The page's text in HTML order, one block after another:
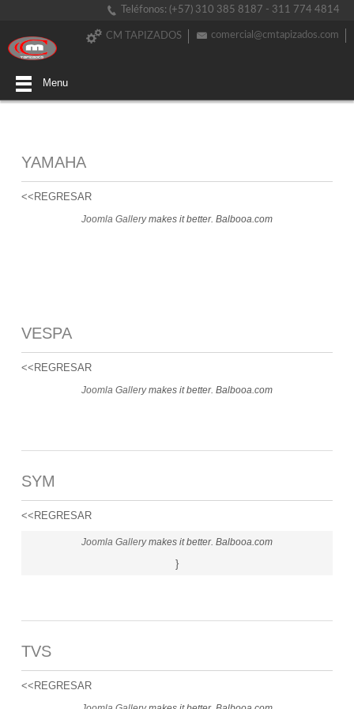
Teléfonos: (+57) 310 385 8187 - 311 774 4814
comercial@cmtapizados.com
CM TAPIZADOS
Menu
YAMAHA
<<REGRESAR
Joomla Gallerymakes it better. Balbooa.com
VESPA
<<REGRESAR
Joomla Gallerymakes it better. Balbooa.com
SYM
<<REGRESAR
Joomla Gallerymakes it better. Balbooa.com
}
TVS
<<REGRESAR